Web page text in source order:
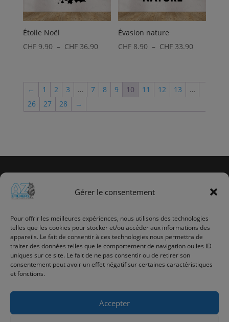
Gérer le consentement
Pour offrir les meilleures expériences, nous utilisons des technologies
telles que les cookies pour stocker et/ou accéder aux informations des
appareils. Le fait de consentir à ces technologies nous permettra de
traiter des données telles que le comportement de navigation ou les ID
uniques sur ce site. Le fait de ne pas consentir ou de retirer son
consentement peut avoir un effet négatif sur certaines caractéristiques
et fonctions.
Accepter
Étoile Noël
CHF9.90 – CHF36.90Plage
CHF 9.90
à
CHF 36.90
Évasion nature
CHF 8.90 – CHF 33.90
CHF 8.90
CHF 33.90
← 1 2 3 … 7 8 9 10 11 12 13
…
26
27 28 →
Info utile
Promotions
Nouveaux produits
Meilleures Ventes
Contactez-nous
Politique de confidentialité
Mon compte